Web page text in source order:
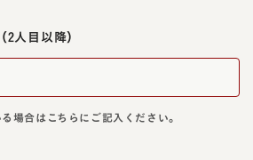
（2人目以降）
場合はこちらにご記入ください。